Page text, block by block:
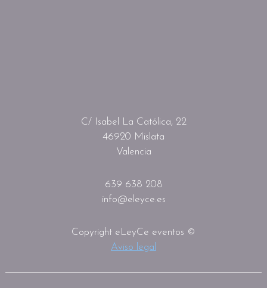
C/ Isabel La Católica, 22
46920 Mislata
Valencia
639 638 208
info@eleyce.es
Copyright eLeyCe eventos ©
Aviso legal